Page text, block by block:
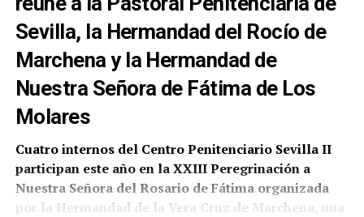
Sevilla, la Hermandad del Rocío de
Marchena y la Hermandad de
Nuestra Señora de Fátima de Los
Molares
Cuatro internos del Centro Penitenciario Sevilla II
participan este año en la XXIII Peregrinación a
Nuestra Señora del Rosario de Fátima organizada
por la Hermandad de la Vera Cruz de Marchena, una